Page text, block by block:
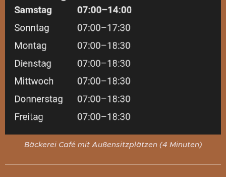
Bäckerei Café mit Außensitzplätzen (4 Minuten)